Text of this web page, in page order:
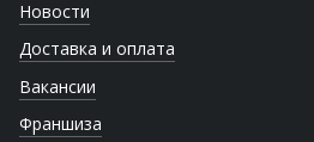
Новости
Доставка и оплата
Вакансии
Франшиза